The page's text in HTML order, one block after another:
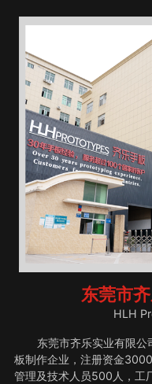
东莞市
HLH
东莞市齐乐实业有限
板制作企业，注册资金
管理及技术人员500人，工